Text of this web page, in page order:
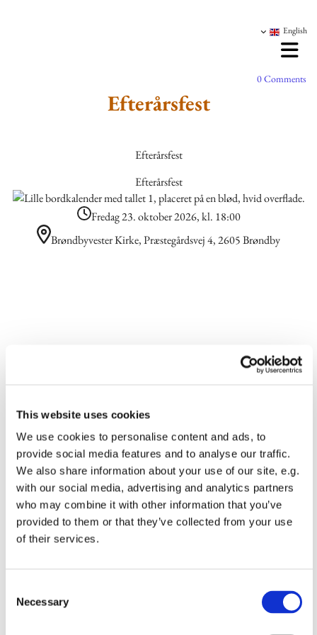
This website uses cookies
We use cookies to personalise content and ads, to
provide social media features and to analyse our traffic.
We also share information about your use of our site, e.g.
with our social media, advertising and analytics partners
who may combine it with other information that you’ve
provided to them or that they’ve collected from your use
of their services.
Necessary
English
0Comments
Efterårsfest
Efterårsfest
Efterårsfest
Fredag 23. oktober 2026, kl. 18:00
Brøndbyvester Kirke, Præstegårdsvej 4, 2605 Brøndby
Du vil måske også kunne lide...